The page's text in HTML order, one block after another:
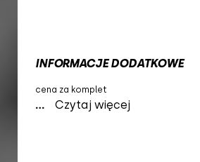
INFORMACJE DODATKOWE
cena za komplet
... Czytaj więcej